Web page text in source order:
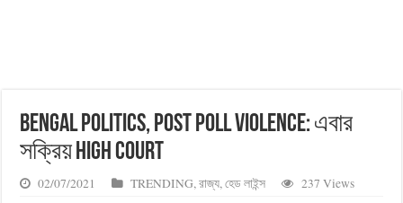
Bengal Politics, Post poll violence: এবার
সক্রিয় High Court
02/07/2021 TRENDING,রাজ্য,হেড লাইন্স 237 Views